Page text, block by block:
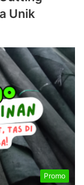
Unik
Promo